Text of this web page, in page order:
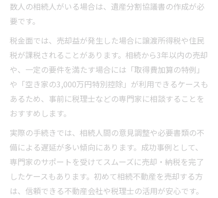
数人の相続人がいる場合は、遺産分割協議書の作成が必
要です。
税金面では、売却益が発生した場合に譲渡所得税や住民
税が課税されることがあります。相続から3年以内の売却
や、一定の要件を満たす場合には「取得費加算の特例」
や「空き家の3,000万円特別控除」が利用できるケースも
あるため、事前に税理士などの専門家に相談することを
おすすめします。
実際の手続きでは、相続人間の意見調整や必要書類の不
備による遅延が多い傾向にあります。成功事例として、
専門家のサポートを受けてスムーズに売却・納税を完了
したケースもあります。初めて相続不動産を売却する方
は、信頼できる不動産会社や税理士の活用が安心です。